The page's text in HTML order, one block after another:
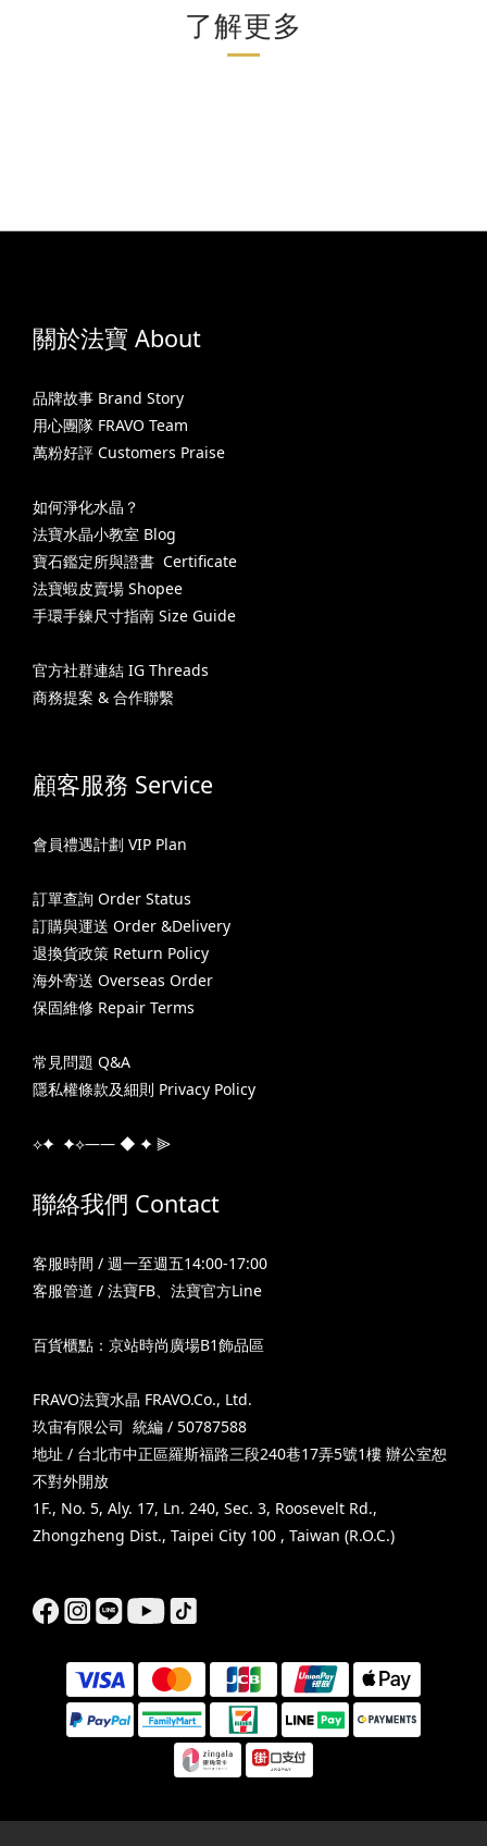
了解更多
關於法寶 About
品牌故事 Brand Story
用心團隊 FRAVO Team
萬粉好評 Customers Praise
如何淨化水晶？
法寶水晶小教室 Blog
寶石鑑定所與證書 Certificate
法寶蝦皮賣場 Shopee
手環手鍊尺寸指南 Size Guide
官方社群連結 IG Threads
商務提案 & 合作聯繫
顧客服務 Service
會員禮遇計劃 VIP Plan
訂單查詢 Order Status
訂購與運送 Order &Delivery
退換貨政策 Return Policy
海外寄送 Overseas Order
保固維修 Repair Terms
常見問題 Q&A
隱私權條款及細則 Privacy Policy
⟡✦ ✦⟡—— ◆ ✦ ⫸
聯絡我們 Contact
客服時間 / 週一至週五14:00-17:00
客服管道 / 法寶FB 法寶官方Line
百貨櫃點：京站時尚廣場B1飾品區
FRAVO法寶水晶 FRAVO.Co., Ltd.
玖宙有限公司 統編 / 50787588
地址 / 台北市中正區羅斯福路三段240巷17弄5號1樓 辦公室恕
不對外開放
1F., No. 5, Aly. 17, Ln. 240, Sec. 3, Roosevelt Rd.,
Zhongzheng Dist., Taipei City 100 , Taiwan (R.O.C.)